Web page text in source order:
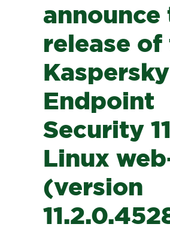
announce
release of
Kaspersky
Endpoint
Security
Linux
(version